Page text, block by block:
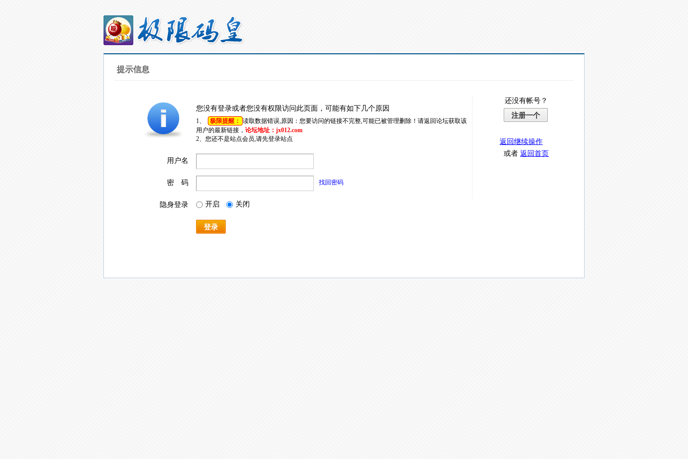
提示信息
您没有登录或者您没有权限访问此页面，可能有如下几个原因
1、 极限提醒： 读取数据错误,原因：您要访问的链接不完整,可能已被管理删除！请返回论坛获取该
用户的最新链接， 论坛地址：jx012.com
2、您还不是站点会员,请先登录站点
用户名
密 码 找回密码
隐身登录 开启 关闭
登录
还没有帐号？
注册一个
返回继续操作
或者返回首页